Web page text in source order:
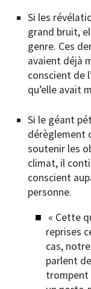
Si les
grand bruit,
genre. Ces
avaient déjà
conscient de
qu’elle avait
Si le géant
dérèglement
soutenir les
climat, il
conscient
personne.
« Cette
reprises
cas,
parlent
trompent